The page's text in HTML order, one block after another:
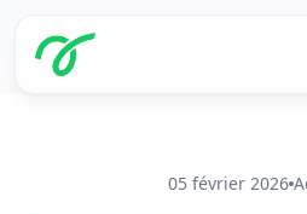
05 février 2026